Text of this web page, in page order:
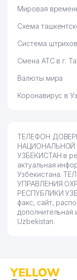
Мировая
Схема
Система
Смена АТС в г.
Валюты мира
Коронавирус в
ТЕЛЕФОН
НАЦИОНАЛЬНОЙ
УЗБЕКИСТАН в
актуальная
Узбекистана.
УПРАВЛЕНИЯ
РЕСПУБЛИКИ
факс, сайт,
дополнительная
Uzbekistan.